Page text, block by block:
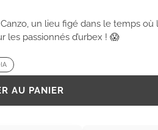
un lieu figé dans le temps où
passionnés d’urbex ! 😱
AU PANIER